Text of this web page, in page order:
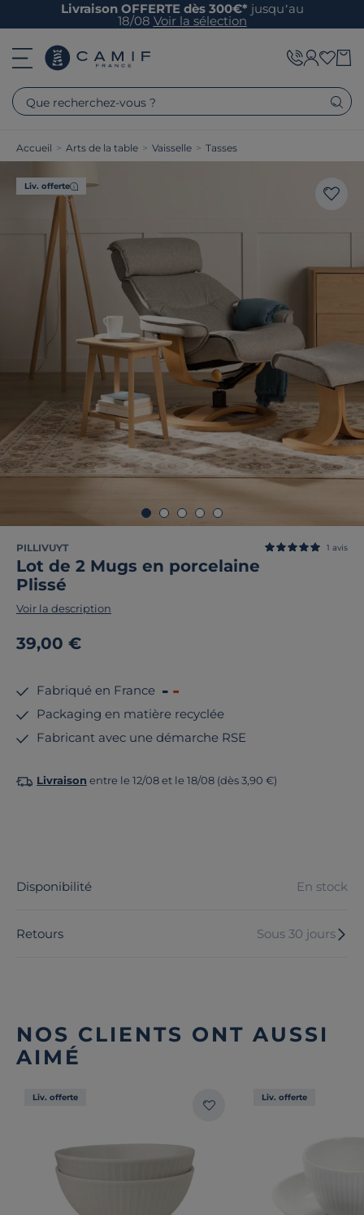
Livraison OFFERTE dès 300€* jusqu’au
18/08 Voir la sélection
Que recherchez-vous ?
Accueil > Arts de la table > Vaisselle > Tasses
Liv. offerte
PILLIVUYT
Lot de 2 Mugs en porcelaine
Plissé
1 avis
Voir la description
39,00 €
Fabriqué en France
Packaging en matière recyclée
Fabricant avec une démarche RSE
Livraison entre le 12/08 et le 18/08 (dès 3,90 €)
Disponibilité En stock
Retours Sous 30 jours
NOS CLIENTS ONT AUSSI
AIMÉ
Liv. offerte Liv. offerte